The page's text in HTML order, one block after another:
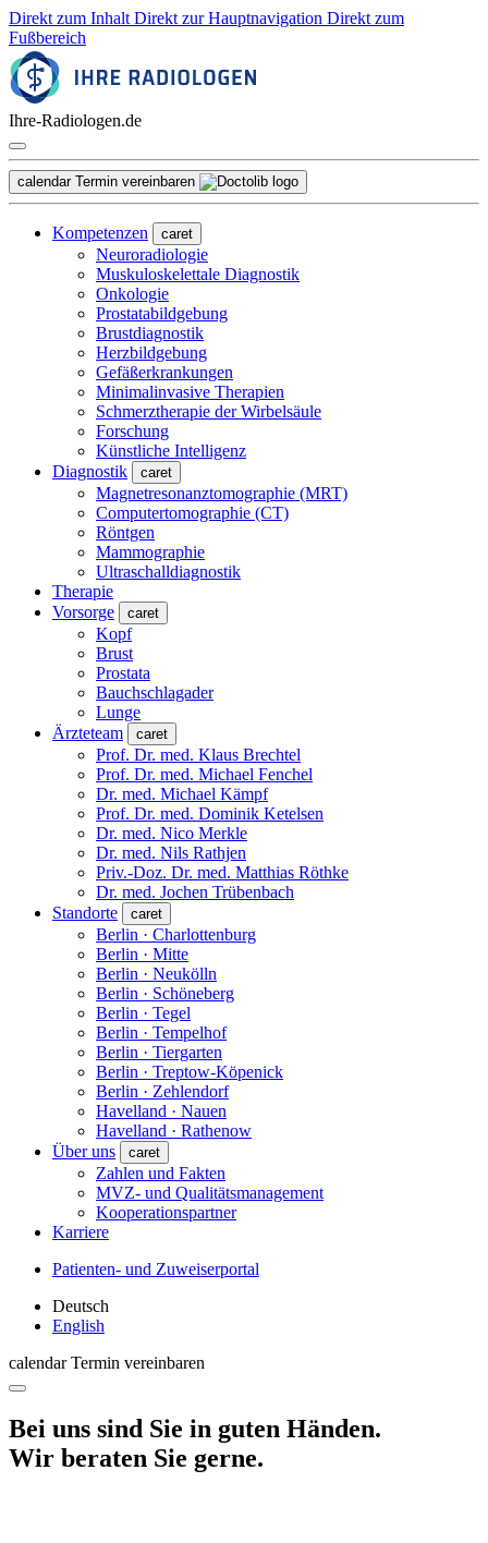
Direkt zum Inhalt Direkt zur Hauptnavigation Direkt zum
Fußbereich
Ihre-Radiologen.de
calendar Termin vereinbaren
Kompetenzen caret
Neuroradiologie
Muskuloskelettale Diagnostik
Onkologie
Prostatabildgebung
Brustdiagnostik
Herzbildgebung
Gefäßerkrankungen
Minimalinvasive Therapien
Schmerztherapie der Wirbelsäule
Forschung
Künstliche Intelligenz
Diagnostik
caret
Magnetresonanztomographie (MRT)
Computertomographie (CT)
Röntgen
Mammographie
Ultraschalldiagnostik
Therapie
Vorsorge
caret
Kopf
Brust
Prostata
Bauchschlagader
Lunge
Ärzteteam
caret
Prof. Dr. med. Klaus Brechtel
Prof. Dr. med. Michael Fenchel
Dr. med. Michael Kämpf
Prof. Dr. med. Dominik Ketelsen
Dr. med. Nico Merkle
Dr. med. Nils Rathjen
Priv.-Doz. Dr. med. Matthias Röthke
Dr. med. Jochen Trübenbach
Standorte
caret
Berlin · Charlottenburg
Berlin · Mitte
Berlin · Neukölln
Berlin · Schöneberg
Berlin · Tegel
Berlin · Tempelhof
Berlin · Tiergarten
Berlin · Treptow-Köpenick
Berlin · Zehlendorf
Havelland · Nauen
Havelland · Rathenow
Über uns
caret
Zahlen und Fakten
MVZ- und Qualitätsmanagement
Kooperationspartner
Karriere
Patienten- und Zuweiserportal
Deutsch
English
calendar Termin vereinbaren
Bei uns sind Sie in guten Händen.
Wir beraten Sie gerne.